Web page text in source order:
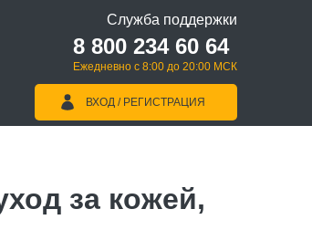
Служба поддержки
8 800 234 60 64
Ежедневно с 8:00 до 20:00 МСК
ВХОД / РЕГИСТРАЦИЯ
за кожей,